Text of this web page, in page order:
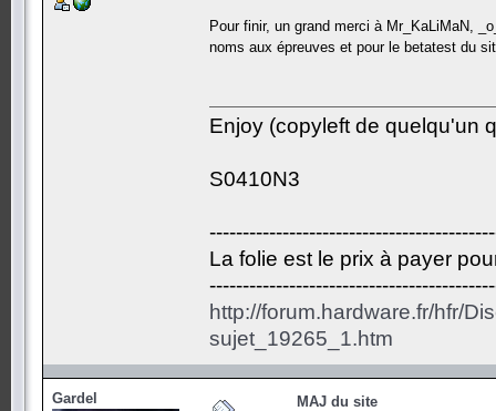
Pour finir, un grand merci à Mr_KaLiMaN,
noms aux épreuves et pour le betatest du
Enjoy (copyleft de quelqu'un
S0410N3
La folie est le prix à payer
http://forum.hardware.fr/hfr/
sujet_19265_1.htm
Gardel MAJ du site